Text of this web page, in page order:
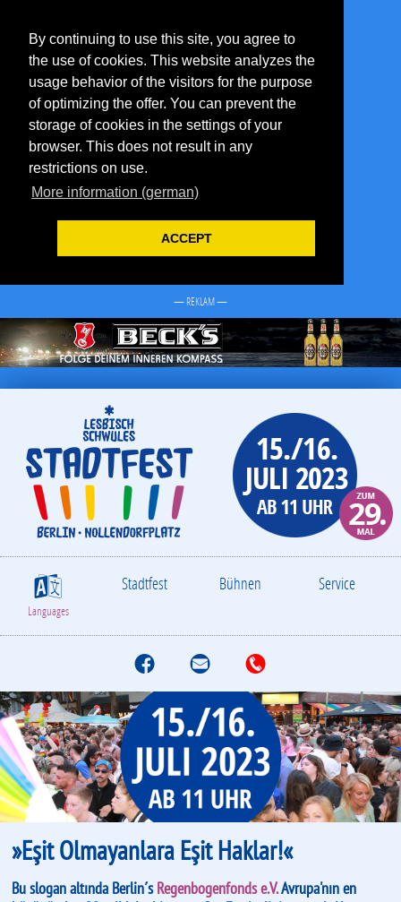
By continuing to use this site, you agree to
the use of cookies. This website analyzes the
usage behavior of the visitors for the purpose
of optimizing the offer. You can prevent the
storage of cookies in the settings of your
browser. This does not result in any
restrictions on use.
More information (german)
ACCEPT
— REKLAM —
S
Languages
Stadtfest Bühnen Service
f M T
»Eşit Olmayanlara Eşit Haklar!«
Bu slogan altında Berlin´sRegenbogenfonds e.V.Avrupa'nın en